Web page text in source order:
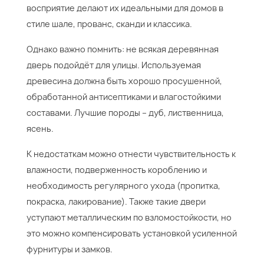
восприятие делают их идеальными для домов в
стиле шале, прованс, сканди и классика.
Однако важно помнить: не всякая деревянная
дверь подойдёт для улицы. Используемая
древесина должна быть хорошо просушенной,
обработанной антисептиками и влагостойкими
составами. Лучшие породы – дуб, лиственница,
ясень.
К недостаткам можно отнести чувствительность к
влажности, подверженность короблению и
необходимость регулярного ухода (пропитка,
покраска, лакирование). Также такие двери
уступают металлическим по взломостойкости, но
это можно компенсировать установкой усиленной
фурнитуры и замков.